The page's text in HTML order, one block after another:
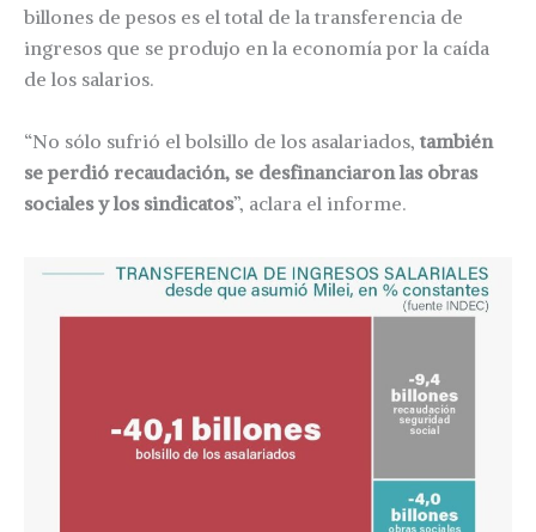
billones de pesos es el total de la transferencia de
ingresos que se produjo en la economía por la caída
de los salarios.
“No sólo sufrió el bolsillo de los asalariados, también
se perdió recaudación, se desfinanciaron las obras
sociales y los sindicatos”, aclara el informe.